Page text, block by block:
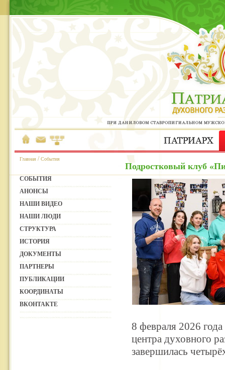
Главная /События
Подростковый клуб
СОБЫТИЯ
АНОНСЫ
НАШИ ВИДЕО
НАШИ ЛЮДИ
СТРУКТУРА
ИСТОРИЯ
ДОКУМЕНТЫ
ПАРТНЕРЫ
ПУБЛИКАЦИИ
КООРДИНАТЫ
ВКОНТАКТЕ
8 февраля 2026
центра духовного
завершилась